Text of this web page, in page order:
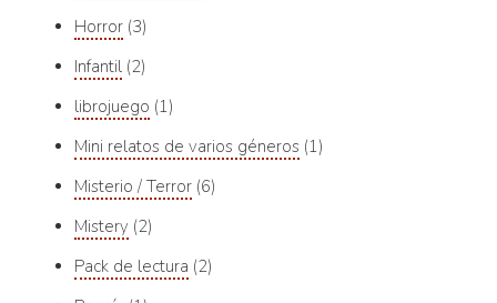
Horror 3
Infantil 2
librojuego 1
Mini relatos de varios géneros 1
Misterio / Terror 6
Mistery 2
Pack de lectura 2